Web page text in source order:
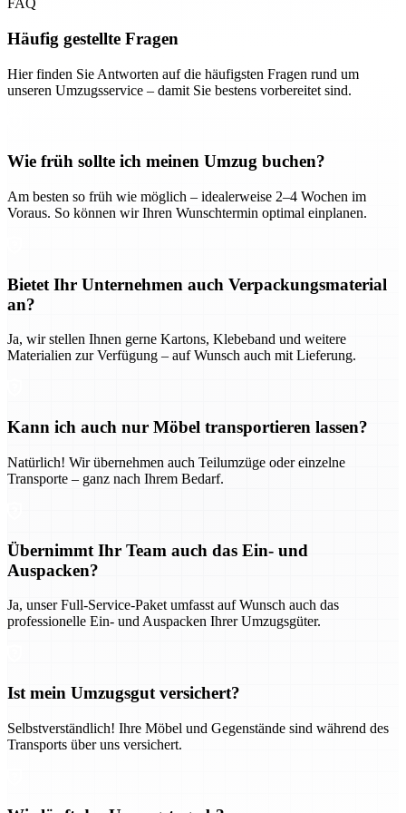
FAQ
Häufig gestellte Fragen
Hier finden Sie Antworten auf die häufigsten Fragen rund um
unseren Umzugsservice – damit Sie bestens vorbereitet sind.
Wie früh sollte ich meinen Umzug buchen?
Am besten so früh wie möglich – idealerweise 2–4 Wochen im
Voraus. So können wir Ihren Wunschtermin optimal einplanen.
Bietet Ihr Unternehmen auch Verpackungsmaterial
an?
Ja, wir stellen Ihnen gerne Kartons, Klebeband und weitere
Materialien zur Verfügung – auf Wunsch auch mit Lieferung.
Kann ich auch nur Möbel transportieren lassen?
Natürlich! Wir übernehmen auch Teilumzüge oder einzelne
Transporte – ganz nach Ihrem Bedarf.
Übernimmt Ihr Team auch das Ein- und
Auspacken?
Ja, unser Full-Service-Paket umfasst auf Wunsch auch das
professionelle Ein- und Auspacken Ihrer Umzugsgüter.
Ist mein Umzugsgut versichert?
Selbstverständlich! Ihre Möbel und Gegenstände sind während des
Transports über uns versichert.